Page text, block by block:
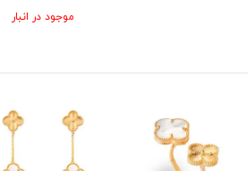
موجود در انبار